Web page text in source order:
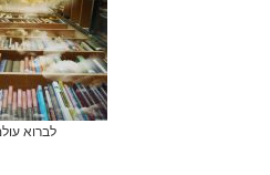
לברוא